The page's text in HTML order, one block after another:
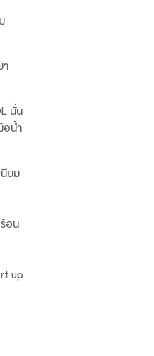
นั่น
อน้ำ
ยม
อน
up